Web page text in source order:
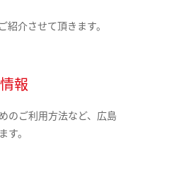
介させて頂きます。
報
のご利用方法など、広島
。